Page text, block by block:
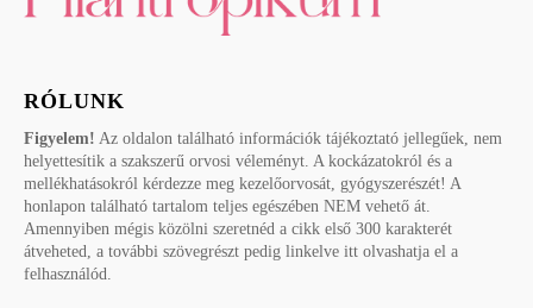
RÓLUNK
Figyelem! Az oldalon található információk tájékoztató jellegűek, nem
helyettesítik a szakszerű orvosi véleményt. A kockázatokról és a
mellékhatásokról kérdezze meg kezelőorvosát, gyógyszerészét! A
honlapon található tartalom teljes egészében NEM vehető át.
Amennyiben mégis közölni szeretnéd a cikk első 300 karakterét
átveheted, a további szövegrészt pedig linkelve itt olvashatja el a
felhasználód.